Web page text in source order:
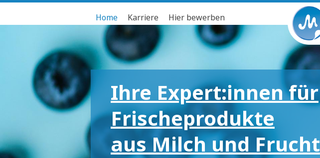
Home Karriere Hier bewerben
Ihre Expert:innen für
Frischeprodukte
aus Milch und Frucht